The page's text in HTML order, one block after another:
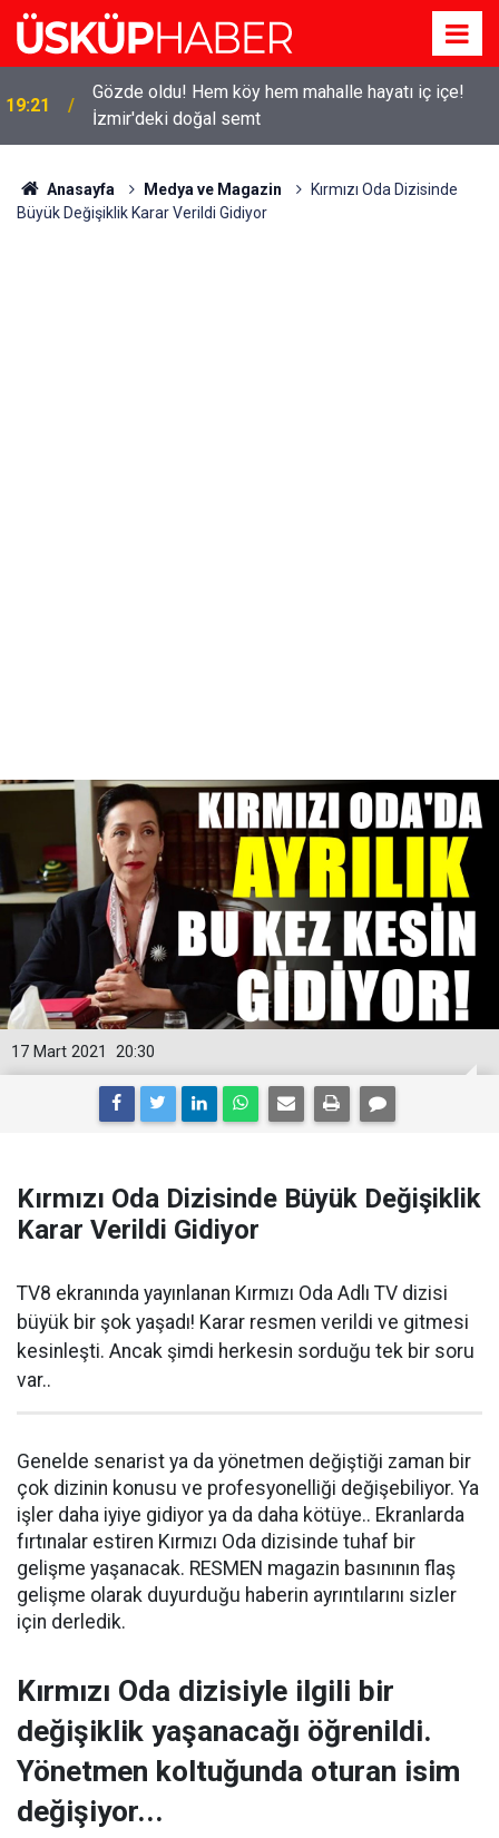
19:21
Gözde oldu! Hem köy hem mahalle hayatı iç içe!
İzmir'deki doğal semt
Anasayfa Medya ve Magazin
Kırmızı Oda Dizisinde
Büyük Değişiklik Karar Verildi Gidiyor
20:30
17 Mart 2021
Kırmızı Oda Dizisinde Büyük Değişiklik
Karar Verildi Gidiyor
TV8 ekranında yayınlanan Kırmızı Oda Adlı TV dizisi
büyük bir şok yaşadı! Karar resmen verildi ve gitmesi
kesinleşti. Ancak şimdi herkesin sorduğu tek bir soru
var..
Genelde senarist ya da yönetmen değiştiği zaman bir
çok dizinin konusu ve profesyonelliği değişebiliyor. Ya
işler daha iyiye gidiyor ya da daha kötüye.. Ekranlarda
fırtınalar estiren Kırmızı Oda dizisinde tuhaf bir
gelişme yaşanacak. RESMEN magazin basınının flaş
gelişme olarak duyurduğu haberin ayrıntılarını sizler
için derledik.
Kırmızı Oda dizisiyle ilgili bir
değişiklik yaşanacağı öğrenildi.
Yönetmen koltuğunda oturan isim
değişiyor...